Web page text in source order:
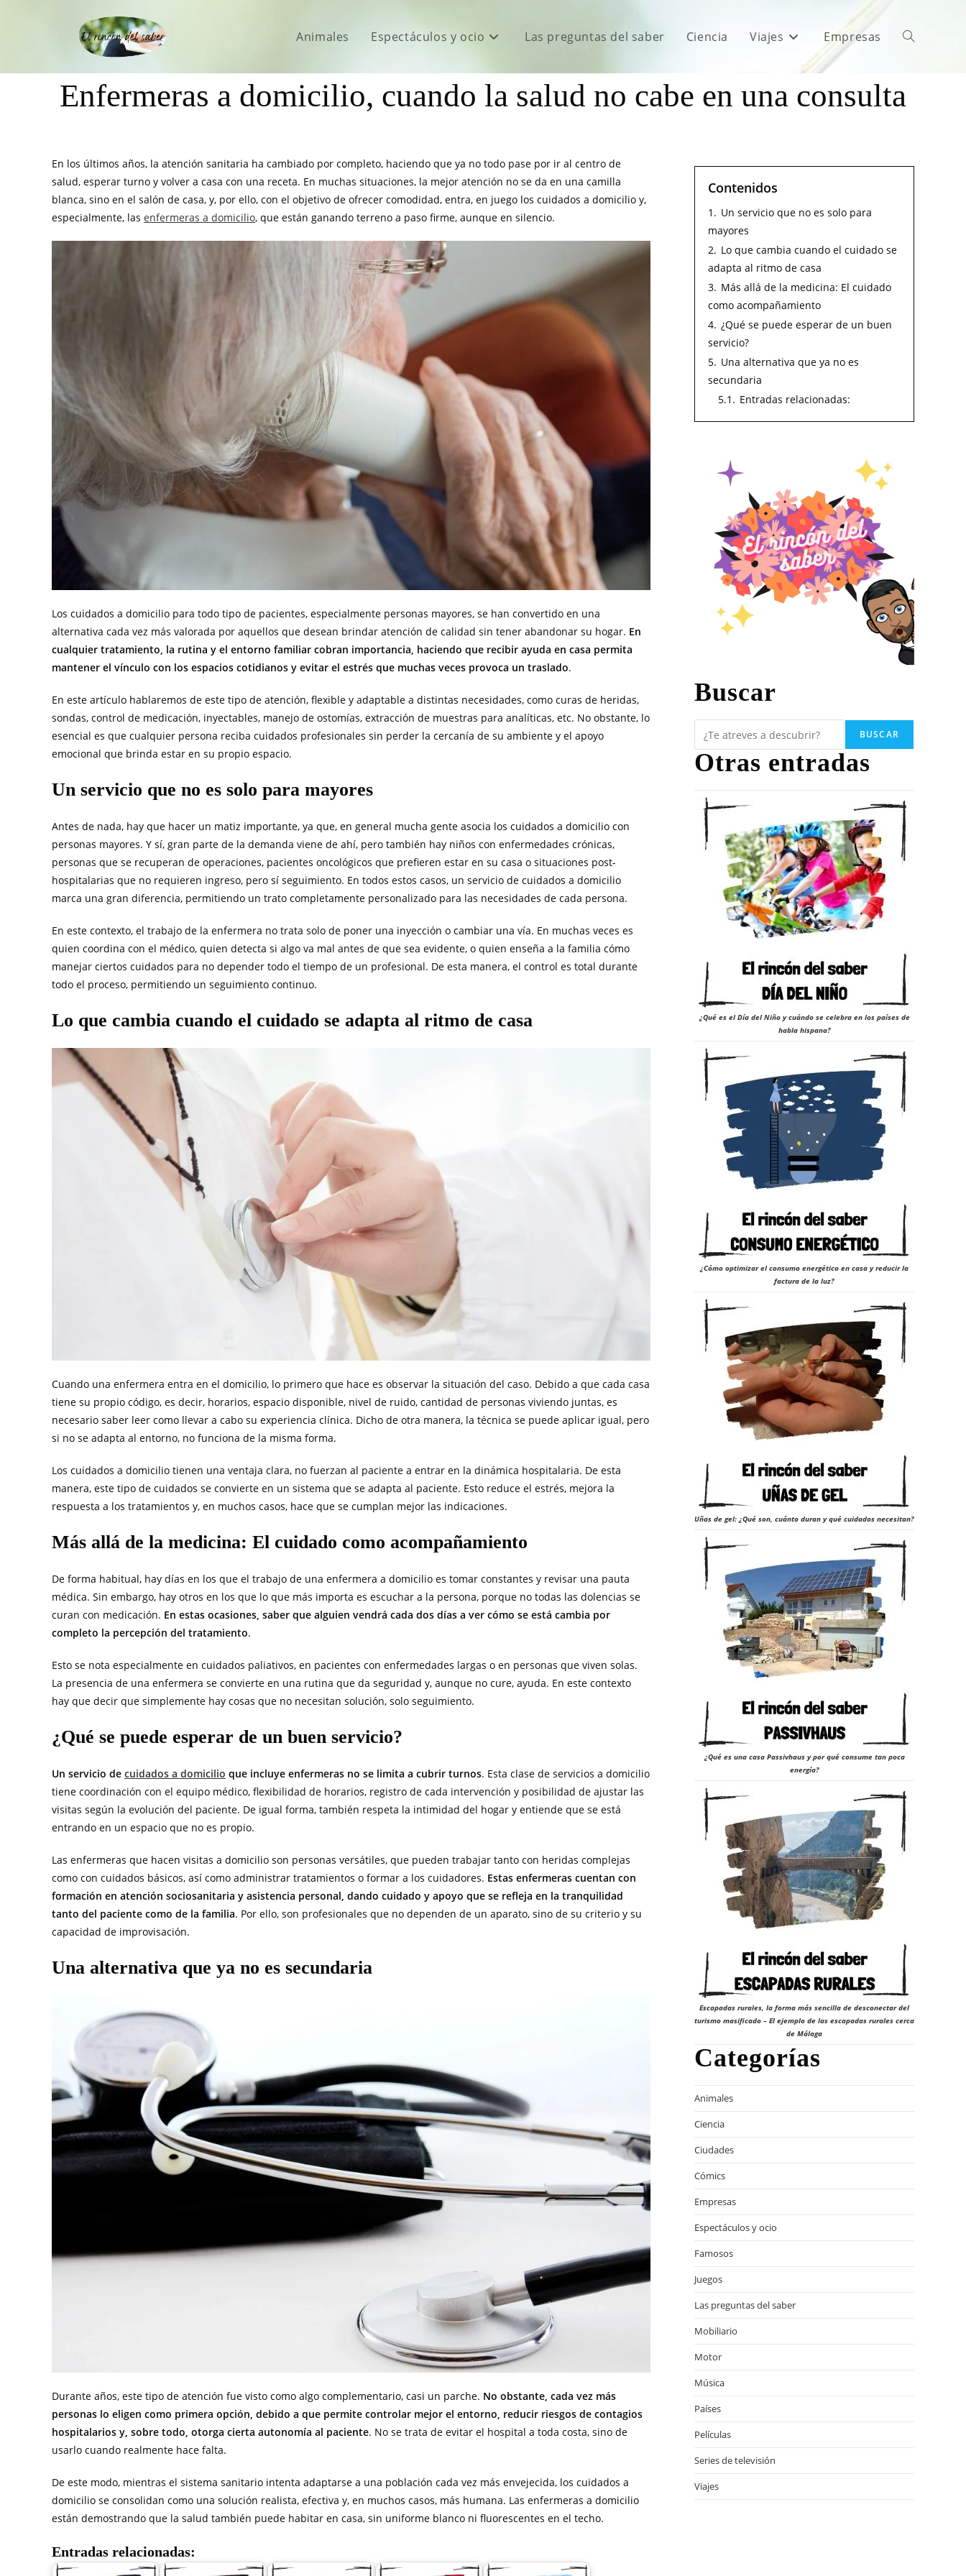
Animales Espectáculos y ocio Las preguntas del saber Ciencia Viajes Empresas
Enfermeras a domicilio, cuando la salud no cabe en una consulta
En los últimos años, la atención sanitaria ha cambiado por completo, haciendo que ya no todo pase por ir al centro de
salud, esperar turno y volver a casa con una receta. En muchas situaciones, la mejor atención no se da en una camilla
blanca, sino en el salón de casa, y, por ello, con el objetivo de ofrecer comodidad, entra, en juego los cuidados a domicilio y,
especialmente, las enfermeras a domicilio, que están ganando terreno a paso firme, aunque en silencio.
Los cuidados a domicilio para todo tipo de pacientes, especialmente personas mayores, se han convertido en una
alternativa cada vez más valorada por aquellos que desean brindar atención de calidad sin tener abandonar su hogar. En
cualquier tratamiento, la rutina y el entorno familiar cobran importancia, haciendo que recibir ayuda en casa permita
mantener el vínculo con los espacios cotidianos y evitar el estrés que muchas veces provoca un traslado.
En este artículo hablaremos de este tipo de atención, flexible y adaptable a distintas necesidades, como curas de heridas,
sondas, control de medicación, inyectables, manejo de ostomías, extracción de muestras para analíticas, etc. No obstante, lo
esencial es que cualquier persona reciba cuidados profesionales sin perder la cercanía de su ambiente y el apoyo
emocional que brinda estar en su propio espacio.
Un servicio que no es solo para mayores
Antes de nada, hay que hacer un matiz importante, ya que, en general mucha gente asocia los cuidados a domicilio con
personas mayores. Y sí, gran parte de la demanda viene de ahí, pero también hay niños con enfermedades crónicas,
personas que se recuperan de operaciones, pacientes oncológicos que prefieren estar en su casa o situaciones post-
hospitalarias que no requieren ingreso, pero sí seguimiento. En todos estos casos, un servicio de cuidados a domicilio
marca una gran diferencia, permitiendo un trato completamente personalizado para las necesidades de cada persona.
En este contexto, el trabajo de la enfermera no trata solo de poner una inyección o cambiar una vía. En muchas veces es
quien coordina con el médico, quien detecta si algo va mal antes de que sea evidente, o quien enseña a la familia cómo
manejar ciertos cuidados para no depender todo el tiempo de un profesional. De esta manera, el control es total durante
todo el proceso, permitiendo un seguimiento continuo.
Lo que cambia cuando el cuidado se adapta al ritmo de casa
Cuando una enfermera entra en el domicilio, lo primero que hace es observar la situación del caso. Debido a que cada casa
tiene su propio código, es decir, horarios, espacio disponible, nivel de ruido, cantidad de personas viviendo juntas, es
necesario saber leer como llevar a cabo su experiencia clínica. Dicho de otra manera, la técnica se puede aplicar igual, pero
si no se adapta al entorno, no funciona de la misma forma.
Los cuidados a domicilio tienen una ventaja clara, no fuerzan al paciente a entrar en la dinámica hospitalaria. De esta
manera, este tipo de cuidados se convierte en un sistema que se adapta al paciente. Esto reduce el estrés, mejora la
respuesta a los tratamientos y, en muchos casos, hace que se cumplan mejor las indicaciones.
Más allá de la medicina: El cuidado como acompañamiento
De forma habitual, hay días en los que el trabajo de una enfermera a domicilio es tomar constantes y revisar una pauta
médica. Sin embargo, hay otros en los que lo que más importa es escuchar a la persona, porque no todas las dolencias se
curan con medicación. En estas ocasiones, saber que alguien vendrá cada dos días a ver cómo se está cambia por
completo la percepción del tratamiento.
Esto se nota especialmente en cuidados paliativos, en pacientes con enfermedades largas o en personas que viven solas.
La presencia de una enfermera se convierte en una rutina que da seguridad y, aunque no cure, ayuda. En este contexto
hay que decir que simplemente hay cosas que no necesitan solución, solo seguimiento.
¿Qué se puede esperar de un buen servicio?
Un servicio de cuidados a domicilio que incluye enfermeras no se limita a cubrir turnos. Esta clase de servicios a domicilio
tiene coordinación con el equipo médico, flexibilidad de horarios, registro de cada intervención y posibilidad de ajustar las
visitas según la evolución del paciente. De igual forma, también respeta la intimidad del hogar y entiende que se está
entrando en un espacio que no es propio.
Las enfermeras que hacen visitas a domicilio son personas versátiles, que pueden trabajar tanto con heridas complejas
como con cuidados básicos, así como administrar tratamientos o formar a los cuidadores. Estas enfermeras cuentan con
formación en atención sociosanitaria y asistencia personal, dando cuidado y apoyo que se refleja en la tranquilidad
tanto del paciente como de la familia. Por ello, son profesionales que no dependen de un aparato, sino de su criterio y su
capacidad de improvisación.
Una alternativa que ya no es secundaria
Durante años, este tipo de atención fue visto como algo complementario, casi un parche. No obstante, cada vez más
personas lo eligen como primera opción, debido a que permite controlar mejor el entorno, reducir riesgos de contagios
hospitalarios y, sobre todo, otorga cierta autonomía al paciente. No se trata de evitar el hospital a toda costa, sino de
usarlo cuando realmente hace falta.
De este modo, mientras el sistema sanitario intenta adaptarse a una población cada vez más envejecida, los cuidados a
domicilio se consolidan como una solución realista, efectiva y, en muchos casos, más humana. Las enfermeras a domicilio
están demostrando que la salud también puede habitar en casa, sin uniforme blanco ni fluorescentes en el techo.
Entradas relacionadas:
Contenidos
1. Un servicio que no es solo para
mayores
2. Lo que cambia cuando el cuidado se
adapta al ritmo de casa
3. Más allá de la medicina: El cuidado
como acompañamiento
4. ¿Qué se puede esperar de un buen
servicio?
5. Una alternativa que ya no es
secundaria
5.1. Entradas relacionadas:
Buscar
BUSCAR
Otras entradas
¿Qué es el Día del Niño y cuándo se celebra en los países de
habla hispana?
¿Cómo optimizar el consumo energético en casa y reducir la
factura de la luz?
Uñas de gel: ¿Qué son, cuánto duran y qué cuidados necesitan?
¿Qué es una casa Passivhaus y por qué consume tan poca
energía?
Escapadas rurales, la forma más sencilla de desconectar del
turismo masificado – El ejemplo de las escapadas rurales cerca
de Málaga
Categorías
Animales
Ciencia
Ciudades
Cómics
Empresas
Espectáculos y ocio
Famosos
Juegos
Las preguntas del saber
Mobiliario
Motor
Música
Países
Películas
Series de televisión
Viajes